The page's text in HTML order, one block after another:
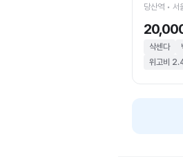
당산역 • 서
삭센다
위고비